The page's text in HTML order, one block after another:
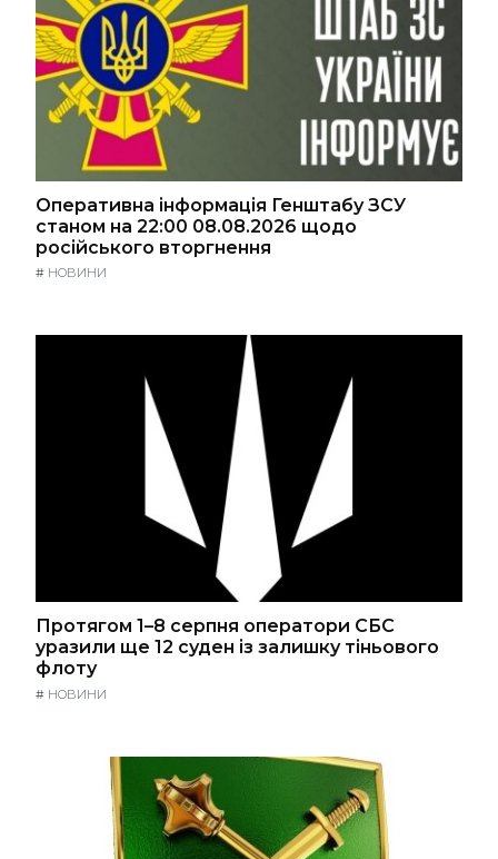
Оперативна інформація Генштабу ЗСУ
станом на 22:00 08.08.2026 щодо
російського вторгнення
# НОВИНИ
Протягом 1–8 серпня оператори СБС
уразили ще 12 суден із залишку тіньового
флоту
# НОВИНИ